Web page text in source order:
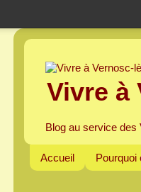
Vivre à
Blog au service des
Accueil Pourquoi